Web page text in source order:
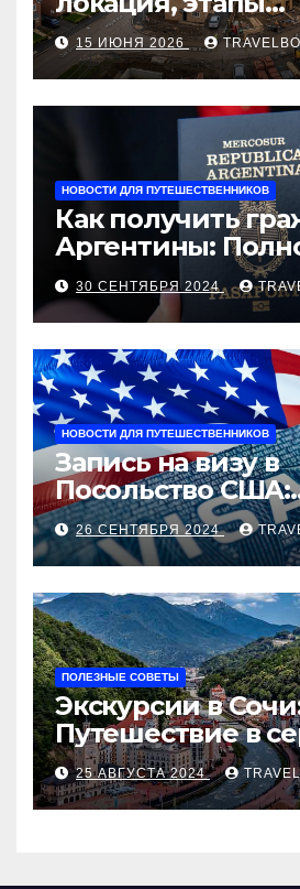
строительства,
застройщика,
оформления
рыночные
15 ИЮНЯ 2026
НОВОСТИ ДЛЯ ПУТЕШЕСТВЕННИКОВ
Как получить
Аргентины:
руководство
30 СЕНТЯБРЯ 2024
НОВОСТИ ДЛЯ ПУТЕШЕСТВЕННИКОВ
Запись на визу в
Посольство США:
Пошаговое
26 СЕНТЯБРЯ 2024
ПОЛЕЗНЫЕ СОВЕТЫ
Экскурсии в
Путешествие в
Черноморского
25 АВГУСТА 2024